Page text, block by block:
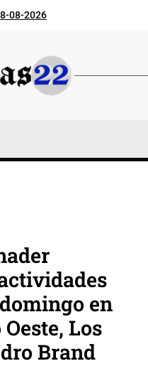
08-2026
en
Los
Brand